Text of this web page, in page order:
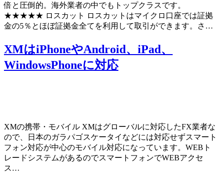
倍と圧倒的。海外業者の中でもトップクラスです。
★★★★★ ロスカット ロスカットはマイクロ口座では証拠
金の5％とほぼ証拠金全てを利用して取引ができます。さ…
XMはiPhoneやAndroid、iPad、
WindowsPhoneに対応
XMの携帯・モバイル XMはグローバルに対応したFX業者な
ので、日本のガラパゴスケータイなどには対応せずスマート
フォン対応が中心のモバイル対応になっています。WEBト
レードシステムがあるのでスマートフォンでWEBアクセ
ス…